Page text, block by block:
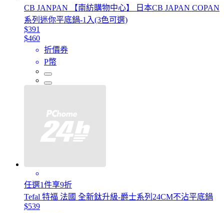
CB JANPAN 【南紡購物中心】 日本CB JAPAN COPAN
系列迷你平底鍋-1入(3色可選)
$391
$460
折價券
P幣
任選1件享9折
Tefal 特福 法國 全新鈦升級-爵士系列24CM不沾平底鍋
$539